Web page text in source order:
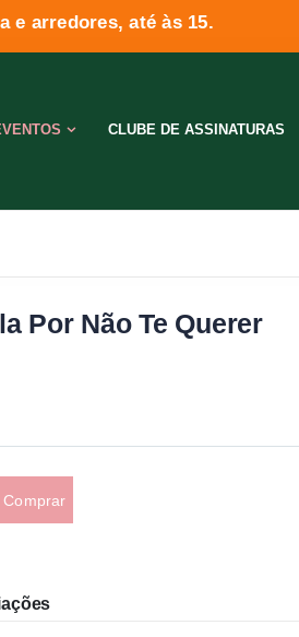
e arredores, até às 15.
CLUBE DE ASSINATURAS
Por Não Te Querer
Comprar